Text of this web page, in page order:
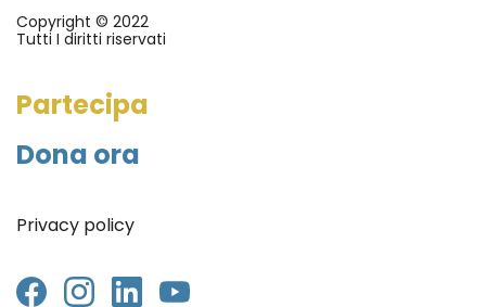
Copyright © 2022
Tutti I diritti riservati
Partecipa
Dona ora
Privacy policy